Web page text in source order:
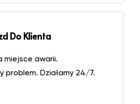
Do Klienta
miejsce awarii.
problem. Działamy 24/7.